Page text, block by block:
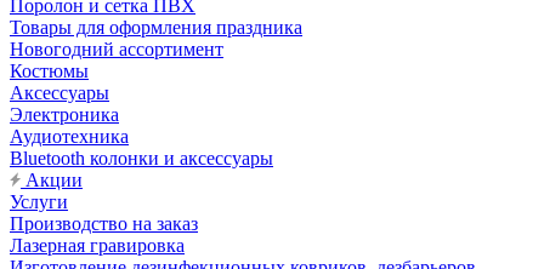
Поролон и сетка ПВХ
Товары для оформления праздника
Новогодний ассортимент
Костюмы
Аксессуары
Электроника
Аудиотехника
Bluetooth колонки и аксессуары
Акции
Услуги
Производство на заказ
Лазерная гравировка